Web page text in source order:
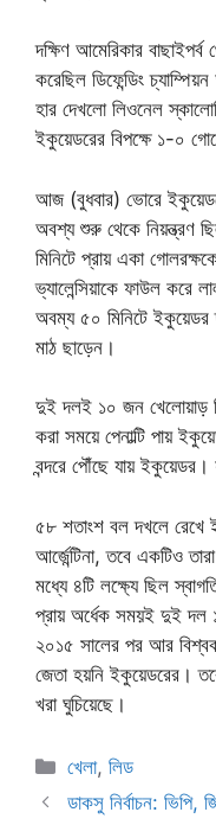
দক্ষিণ আমেরিকার
করেছিল ডিফেন্ডিং
হার দেখলো লিওনেল
ইকুয়েডরের বিপক্ষে ১-০
আজ (বুধবার) ভোরে
অবশ্য শুরু থেকে নিয়ন্ত্রণ
মিনিটে প্রায় একা
ভ্যালেন্সিয়াকে ফাউল করে
অবম্য ৫০ মিনিটে ইকুয়েডর
মাঠ ছাড়েন।
দুই দলই ১০ জন খেলোয়াড়
করা সময়ে পেনাল্টি পায়
বন্দরে পৌঁছে যায় ইকুয়েডর।
৫৮ শতাংশ বল দখলে রেখে
আর্জেন্টিনা, তবে একটিও
মধ্যে ৪টি লক্ষ্যে ছিল
প্রায় অর্ধেক সময়ই দুই
২০১৫ সালের পর আর
জেতা হয়নি ইকুয়েডরের।
খরা ঘুচিয়েছে।
Categories
খেলা,লিড
ডাকসু নির্বাচন: